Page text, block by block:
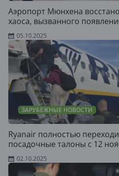
Аэропорт Мюнхена
хаоса, вызванного
05.10.2025
ЗАРУБЕЖНЫЕ НОВОСТИ
Ryanair полностью
посадочные талоны с 12
02.10.2025